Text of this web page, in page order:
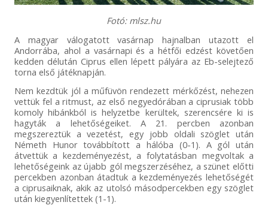
Fotó: mlsz.hu
A magyar válogatott vasárnap hajnalban utazott el
Andorrába, ahol a vasárnapi és a hétfői edzést követően
kedden délután Ciprus ellen lépett pályára az Eb-selejtező
torna első játéknapján.
Nem kezdtük jól a műfüvön rendezett mérkőzést, nehezen
vettük fel a ritmust, az első negyedórában a ciprusiak több
komoly hibánkból is helyzetbe kerültek, szerencsére ki is
hagyták a lehetőségeiket. A 21. percben azonban
megszereztük a vezetést, egy jobb oldali szöglet után
Németh Hunor továbbított a hálóba (0-1). A gól után
átvettük a kezdeményezést, a folytatásban megvoltak a
lehetőségeink az újabb gól megszerzéséhez, a szünet előtti
percekben azonban átadtuk a kezdeményezés lehetőségét
a ciprusaiknak, akik az utolsó másodpercekben egy szöglet
után kiegyenlítettek (1-1).